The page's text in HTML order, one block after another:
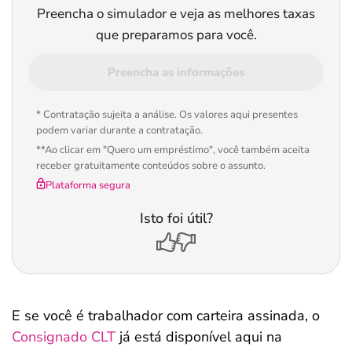
Preencha o simulador e veja as melhores taxas
que preparamos para você.
Preencha as informações
* Contratação sujeita a análise. Os valores aqui presentes
podem variar durante a contratação.
**Ao clicar em "Quero um empréstimo", você também aceita
receber gratuitamente conteúdos sobre o assunto.
Plataforma segura
Isto foi útil?
E se você é trabalhador com carteira assinada, o
Consignado CLT já está disponível aqui na